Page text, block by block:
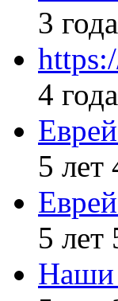
3
4
5 лет
5 лет
Наши